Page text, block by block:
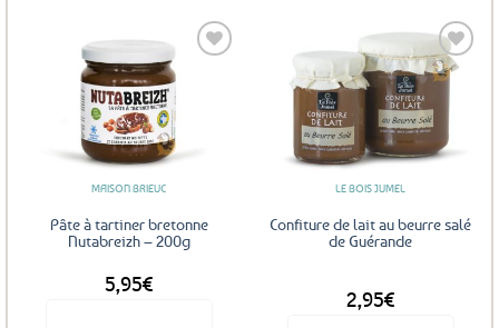
MAISON BRIEUC
Pâte à tartiner bretonne
Nutabreizh – 200g
5,95€
Ajouter
favoris
LE BOIS JUMEL
Confiture de lait au beurre salé
de Guérande
2,95€